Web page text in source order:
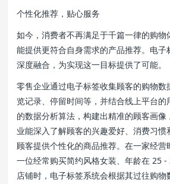
个性化推荐，贴心服务
如今，消费者不再满足于千篇一律的购物
能提供更符合自身需求的产品推荐。电子
深度融合，为实现这一目标提供了可能。
零售企业通过电子标签收集顾客的购物数
览记录、停留时间等，并结合线上平台
的数据分析算法，构建出精准的顾客画像
业能深入了解顾客的兴趣爱好、消费习惯
顾客提供个性化的商品推荐。在一家经营
一位经常购买简约风格女装、年龄在 25 -
店铺时，电子标签系统会根据其过往购